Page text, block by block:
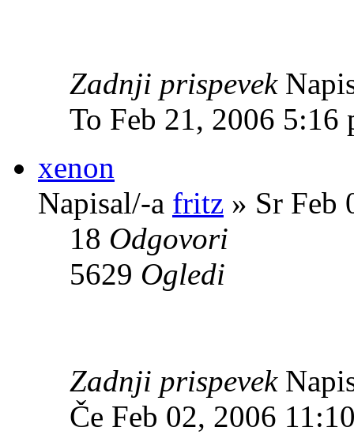
Zadnji prispevek
To Feb 21, 2006 5:16
xenon
Napisal/-a fritz » Sr Feb
18 Odgovori
5629 Ogledi
Zadnji prispevek
Če Feb 02, 2006